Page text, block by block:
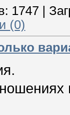
1747
(0)